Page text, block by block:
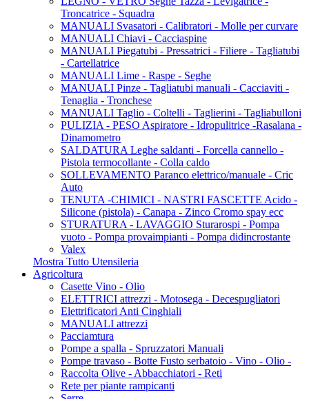
Troncatrice - Squadra
MANUALI Svasatori - Calibratori - Molle per curvare
MANUALI Chiavi - Cacciaspine
MANUALI Piegatubi - Pressatrici - Filiere - Tagliatubi
- Cartellatrice
MANUALI Lime - Raspe - Seghe
MANUALI Pinze - Tagliatubi manuali - Cacciaviti -
Tenaglia - Tronchese
MANUALI Taglio - Coltelli - Taglierini - Tagliabulloni
PULIZIA - PESO Aspiratore - Idropulitrice -Rasalana -
Dinamometro
SALDATURA Leghe saldanti - Forcella cannello -
Pistola termocollante - Colla caldo
SOLLEVAMENTO Paranco elettrico/manuale - Cric
Auto
TENUTA -CHIMICI - NASTRI FASCETTE Acido -
Silicone (pistola) - Canapa - Zinco Cromo spay ecc
STURATURA - LAVAGGIO Sturarospi - Pompa
vuoto - Pompa provaimpianti - Pompa didincrostante
Valex
Mostra Tutto Utensileria
Agricoltura
Casette Vino - Olio
ELETTRICI attrezzi - Motosega - Decespugliatori
Elettrificatori Anti Cinghiali
MANUALI attrezzi
Pacciamtura
Pompe a spalla - Spruzzatori Manuali
Pompe travaso - Botte Fusto serbatoio - Vino - Olio -
Raccolta Olive - Abbacchiatori - Reti
Rete per piante rampicanti